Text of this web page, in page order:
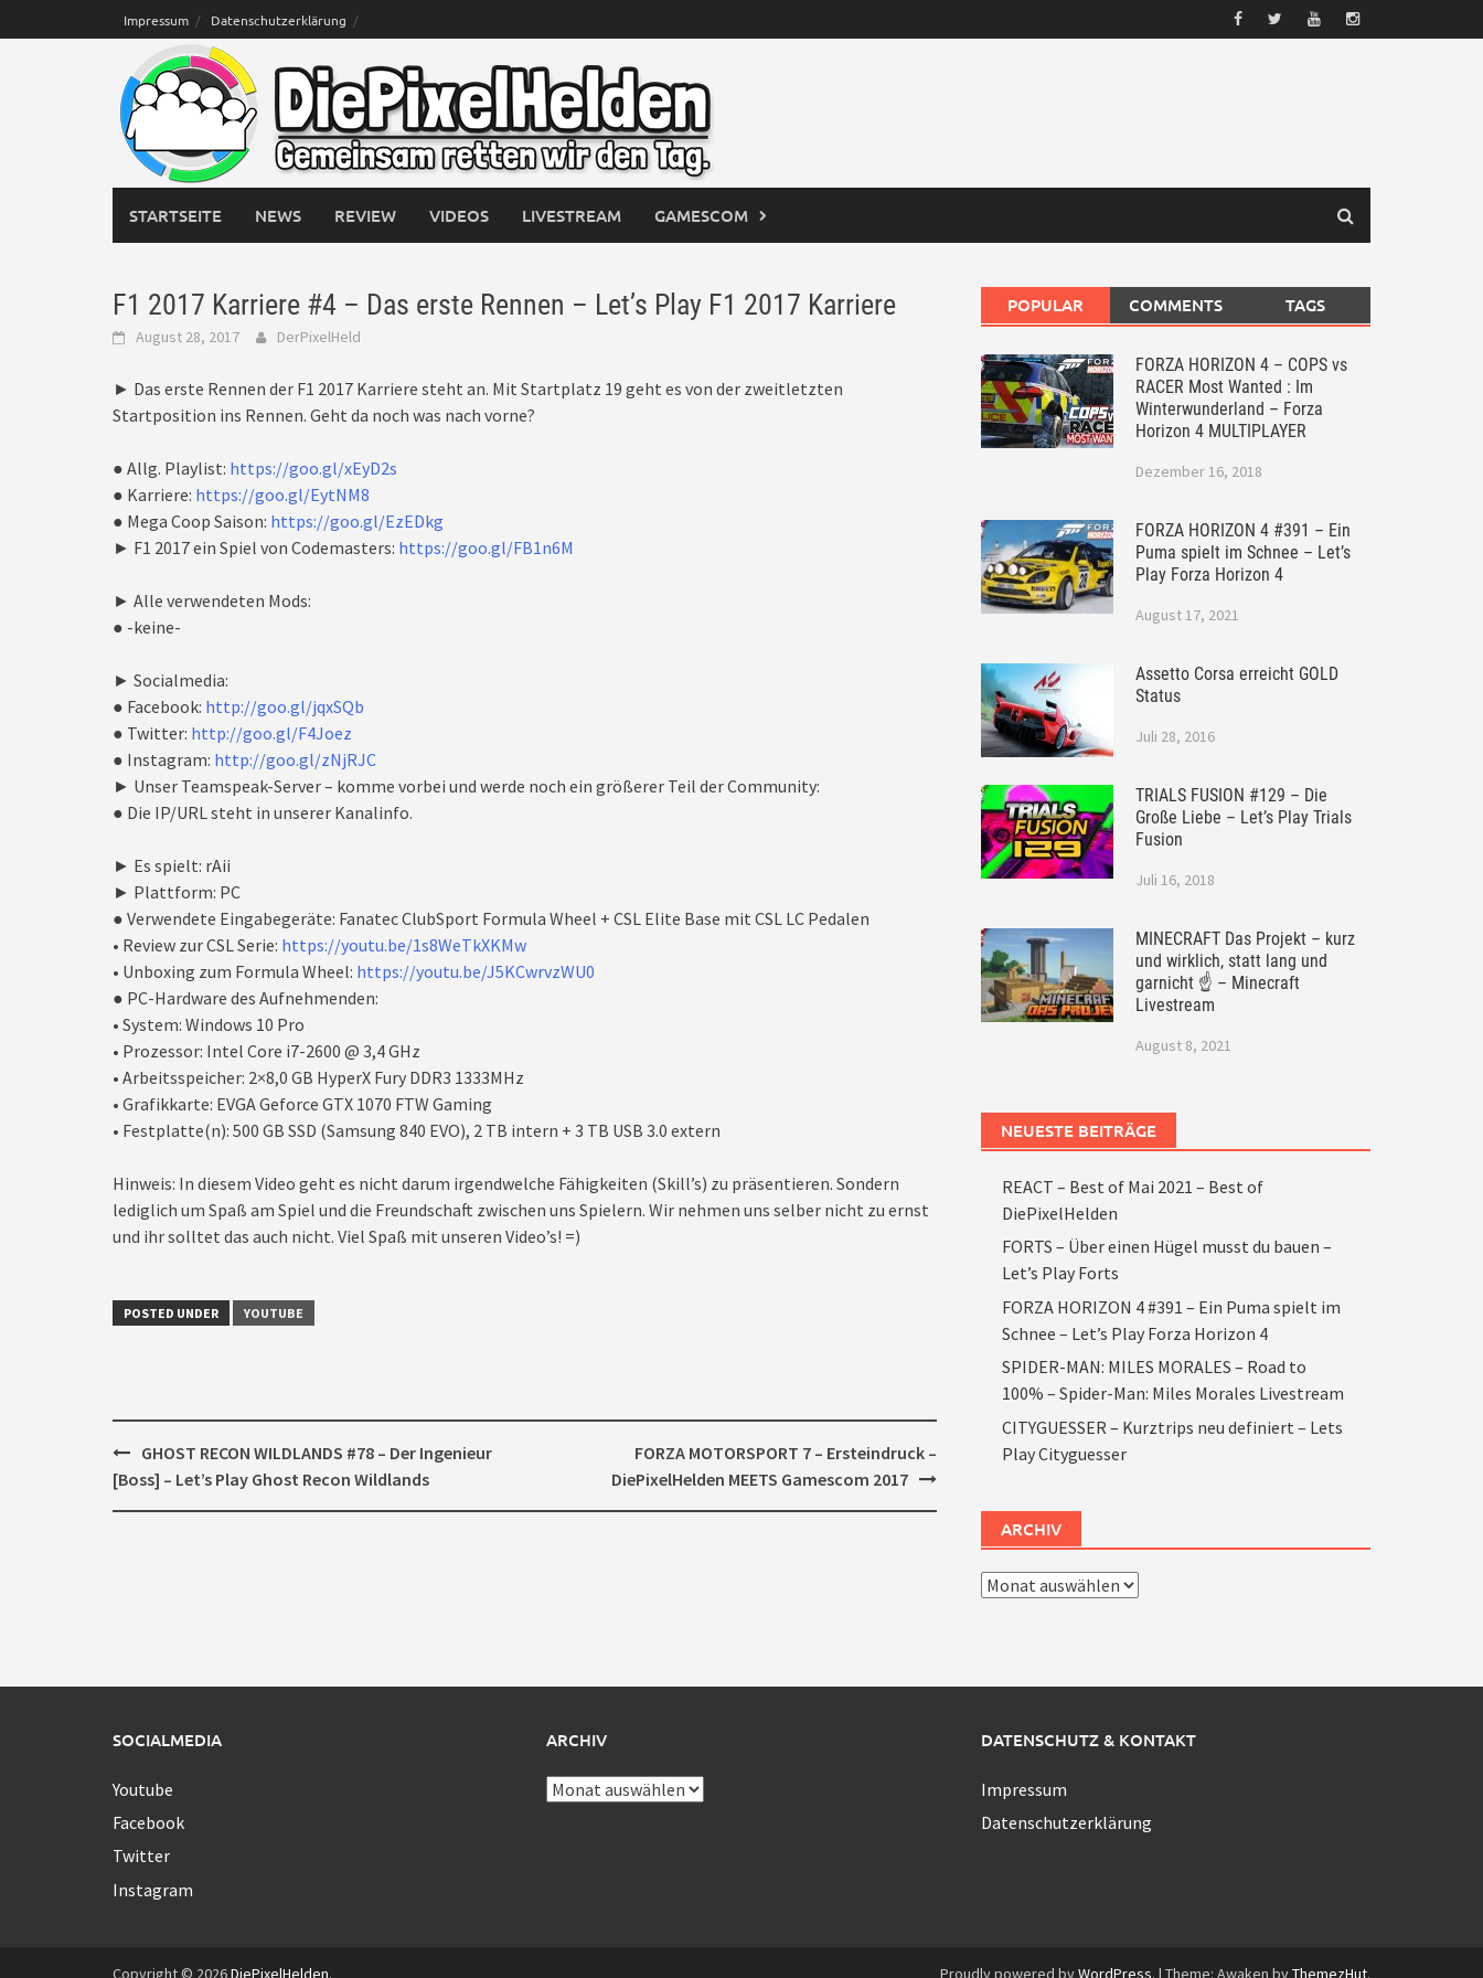
to
Impressum Datenschutzerklärung
STARTSEITE NEWS REVIEW VIDEOS LIVESTREAM GAMESCOM
F1 2017 Karriere #4 – Das erste Rennen – Let’s Play F1 2017 Karriere
August 28, 2017 DerPixelHeld
► Das erste Rennen der F1 2017 Karriere steht an. Mit Startplatz 19 geht es von der zweitletzten
Startposition ins Rennen. Geht da noch was nach vorne?
● Allg. Playlist: https://goo.gl/xEyD2s
● Karriere: https://goo.gl/EytNM8
● Mega Coop Saison: https://goo.gl/EzEDkg
► F1 2017 ein Spiel von Codemasters: https://goo.gl/FB1n6M
► Alle verwendeten Mods:
● -keine-
► Socialmedia:
● Facebook: http://goo.gl/jqxSQb
● Twitter: http://goo.gl/F4Joez
● Instagram: http://goo.gl/zNjRJC
► Unser Teamspeak-Server – komme vorbei und werde noch ein größerer Teil der Community:
● Die IP/URL steht in unserer Kanalinfo.
► Es spielt: rAii
► Plattform: PC
● Verwendete Eingabegeräte: Fanatec ClubSport Formula Wheel + CSL Elite Base mit CSL LC Pedalen
• Review zur CSL Serie: https://youtu.be/1s8WeTkXKMw
• Unboxing zum Formula Wheel: https://youtu.be/J5KCwrvzWU0
● PC-Hardware des Aufnehmenden:
• System: Windows 10 Pro
• Prozessor: Intel Core i7-2600 @ 3,4 GHz
• Arbeitsspeicher: 2×8,0 GB HyperX Fury DDR3 1333MHz
• Grafikkarte: EVGA Geforce GTX 1070 FTW Gaming
• Festplatte(n): 500 GB SSD (Samsung 840 EVO), 2 TB intern + 3 TB USB 3.0 extern
Hinweis: In diesem Video geht es nicht darum irgendwelche Fähigkeiten (Skill’s) zu präsentieren. Sondern
lediglich um Spaß am Spiel und die Freundschaft zwischen uns Spielern. Wir nehmen uns selber nicht zu ernst
und ihr solltet das auch nicht. Viel Spaß mit unseren Video’s! =)
POSTED UNDER YOUTUBE
Post
navigation
GHOST RECON WILDLANDS #78 – Der Ingenieur
[Boss] – Let’s Play Ghost Recon Wildlands
FORZA MOTORSPORT 7 – Ersteindruck –
DiePixelHelden MEETS Gamescom 2017
POPULAR COMMENTS TAGS
FORZA HORIZON 4 – COPS vs
RACER Most Wanted : Im
Winterwunderland – Forza
Horizon 4 MULTIPLAYER
Dezember 16, 2018
FORZA HORIZON 4 #391 – Ein
Puma spielt im Schnee – Let’s
Play Forza Horizon 4
August 17, 2021
Assetto Corsa erreicht GOLD
Status
Juli 28, 2016
TRIALS FUSION #129 – Die
Große Liebe – Let’s Play Trials
Fusion
Juli 16, 2018
MINECRAFT Das Projekt – kurz
und wirklich, statt lang und
garnicht ☝ – Minecraft
Livestream
August 8, 2021
NEUESTE BEITRÄGE
REACT – Best of Mai 2021 – Best of
DiePixelHelden
FORTS – Über einen Hügel musst du bauen –
Let’s Play Forts
FORZA HORIZON 4 #391 – Ein Puma spielt im
Schnee – Let’s Play Forza Horizon 4
SPIDER-MAN: MILES MORALES – Road to
100% – Spider-Man: Miles Morales Livestream
CITYGUESSER – Kurztrips neu definiert – Lets
Play Cityguesser
ARCHIV
Archiv
SOCIALMEDIA
Youtube
Facebook
Twitter
Instagram
ARCHIV
Archiv
DATENSCHUTZ & KONTAKT
Impressum
Datenschutzerklärung
Copyright © 2026DiePixelHelden. Proudly powered byWordPress. | Theme: Awaken byThemezHut.